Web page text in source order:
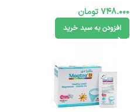
748.000تومان
افزودن به سبد خرید